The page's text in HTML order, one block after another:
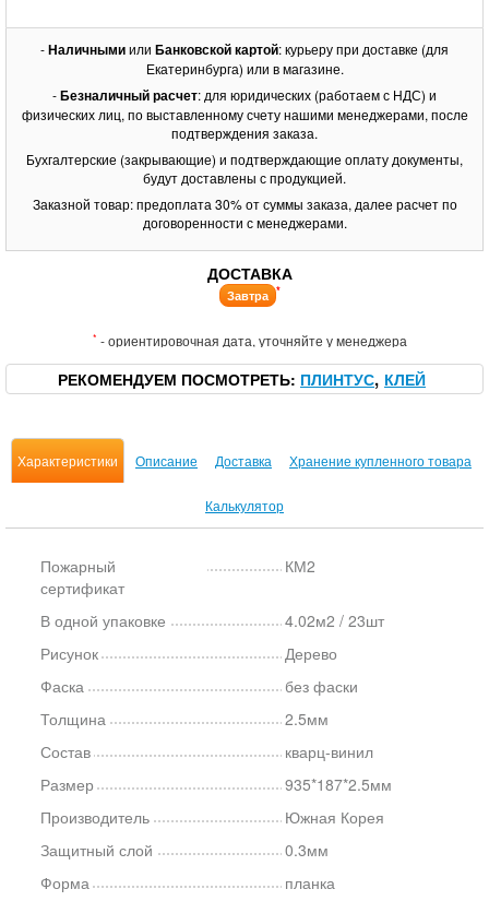
-Наличнымиили Банковской картой: курьеру при доставке (для
Екатеринбурга) или в магазине.
-Безналичный расчет: для юридических (работаем с НДС) и
физических лиц, по выставленному счету нашими менеджерами, после
подтверждения заказа.
Бухгалтерские (закрывающие) и подтверждающие оплату документы,
будут доставлены с продукцией.
Заказной товар: предоплата 30% от суммы заказа, далее расчет по
договоренности с менеджерами.
ДОСТАВКА
Завтра *
* - ориентировочная дата, уточняйте у менеджера
РЕКОМЕНДУЕМ ПОСМОТРЕТЬ ПЛИНТУС КЛЕЙ
Характеристики Описание Доставка Хранение купленного товара
Калькулятор
Пожарный
сертификат
КМ2
В одной упаковке
4.02м2 / 23шт
Рисунок
Дерево
Фаска
без фаски
Толщина
2.5мм
Состав
кварц-винил
Размер
935*187*2.5мм
Производитель
Южная Корея
Защитный слой
0.3мм
Форма
планка